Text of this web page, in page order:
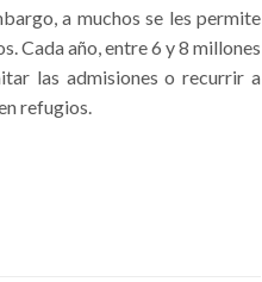
a muchos se les permite
Cada año, entre 6 y 8 millones
las admisiones o recurrir a
refugios.